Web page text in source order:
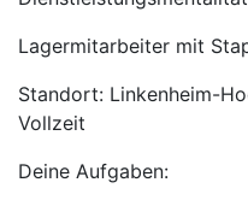
Lagermitarbeiter mit
Standort: Linkenheim-
Vollzeit
Deine Aufgaben: